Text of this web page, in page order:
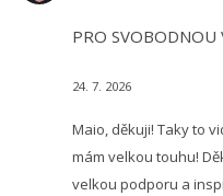
PRO SVOBODNOU
24. 7. 2026
Maio, děkuji! Taky to
mám velkou touhu!
velkou podporu a